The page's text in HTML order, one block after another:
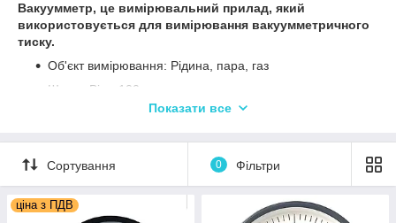
Вакуумметр, це вимірювальний прилад, який
використовується для вимірювання вакуумметричного
тиску.
Об'єкт вимірювання: Рідина, пара, газ
Шкала Від: -100
Температура експлуатації: Від -40
Температура експлуатації До: +150
Одиниця виміру температури експлуатації: ° З
Показати все
Сортування 0 Фільтри
ціна з ПДВ